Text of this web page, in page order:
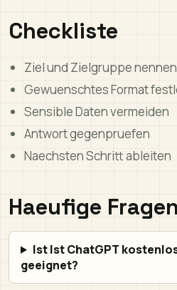
Checkliste
Ziel und Zielgruppe nennen
Gewuenschtes Format
Sensible Daten vermeiden
Antwort gegenpruefen
Naechsten Schritt ableiten
Haeufige Fragen
Ist Ist ChatGPT
geeignet?